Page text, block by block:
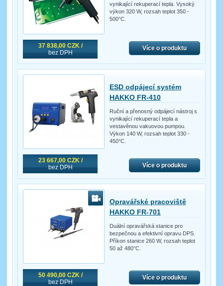
37 838,00 CZK /
bez DPH
vynikající rekuperací tepla. Vysoký
výkon 320 W, rozsah teplot 350 -
500°C.
Více o produktu
23 667,00 CZK /
bez DPH
ESD odpájecí systém
HAKKO FR-410
Ruční a přenosný odpájecí nástroj s
vynikající rekuperací tepla a
vestavěnou vakuovou pumpou.
Výkon 140 W, rozsah teplot 330 -
450°C.
Více o produktu
50 490,00 CZK /
bez DPH
Opravářské pracoviště
HAKKO FR-701
Duální opravářská stanice pro
bezpečnou a efektivní opravu DPS.
Příkon stanice 260 W, rozsah teplot
50 až 480°C.
Více o produktu